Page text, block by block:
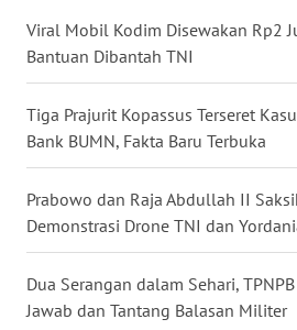
Viral Mobil Kodim Disewakan Rp2
Bantuan Dibantah TNI
Tiga Prajurit Kopassus Terseret
Bank BUMN, Fakta Baru Terbuka
Prabowo dan Raja Abdullah II
Demonstrasi Drone TNI dan
Dua Serangan dalam Sehari,
Jawab dan Tantang Balasan Militer
WN
BENGKULU
WN
LAMPUNG
WN
JATENG
WN
NUSANTARA